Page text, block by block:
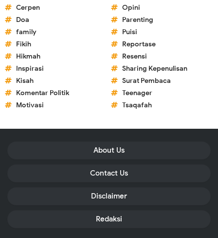
Cerpen
Doa
family
Fikih
Hikmah
Inspirasi
Kisah
Komentar Politik
Motivasi
Opini
Parenting
Puisi
Reportase
Resensi
Sharing Kepenulisan
Surat Pembaca
Teenager
Tsaqafah
About Us
Contact Us
Disclaimer
Redaksi